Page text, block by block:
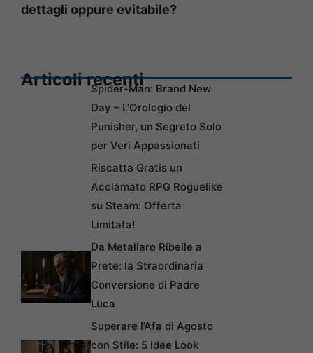
dettagli oppure evitabile?
Articoli recentiSpider-Man: Brand New
Day – L’Orologio del
Punisher, un Segreto Solo
per Veri Appassionati
Riscatta Gratis un
Acclamato RPG Roguelike
su Steam: Offerta
Limitata!
Da Metallaro Ribelle a
Prete: la Straordinaria
Conversione di Padre
Luca
Superare l’Afa di Agosto
con Stile: 5 Idee Look